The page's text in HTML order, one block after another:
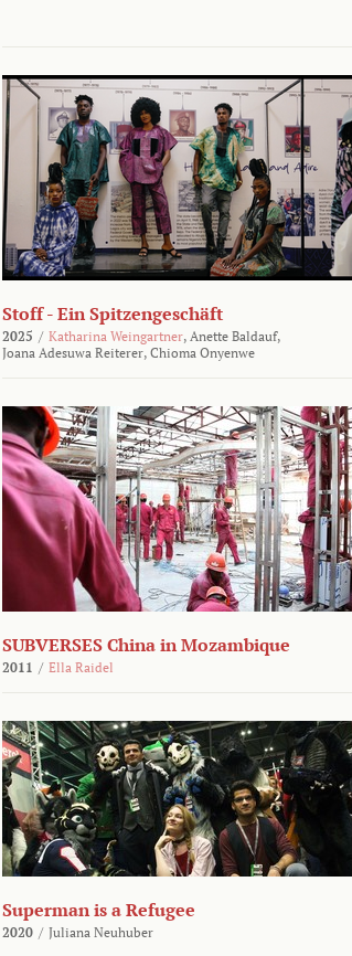
Stoff - Ein Spitzengeschäft
2025 / Katharina Weingartner, Anette Baldauf,
Joana Adesuwa Reiterer, Chioma Onyenwe
SUBVERSES China in Mozambique
2011 / Ella Raidel
Superman is a Refugee
2020 / Juliana Neuhuber